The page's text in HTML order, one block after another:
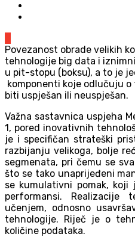
Povezanost obrade velikih
tehnologije big data i
u pit-stopu (boksu), a to je
komponenti koje odlučuju o
biti uspješan ili neuspješan.
Važna sastavnica uspjeha
1, pored inovativnih
je i specifičan strateški
razbijanju velikoga, bolje
segmenata, pri čemu se
što se tako unaprijeđeni
se kumulativni pomak,
performansi.
učenjem, odnosno
tehnologije. Riječ je o
količine podataka.